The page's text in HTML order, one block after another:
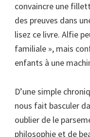
convaincre une
des preuves dans
lisez ce livre. Alfie
familiale », mais
enfants à une
D’une simple
nous fait basculer
oublier de le
philosophie et de